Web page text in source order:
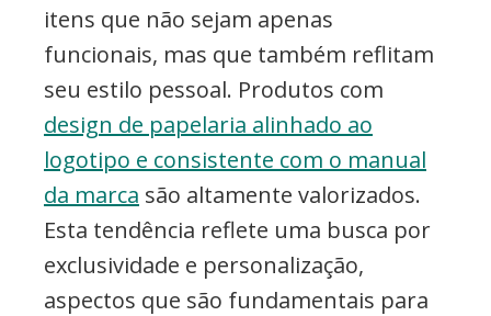
itens que não sejam apenas
funcionais, mas que também reflitam
seu estilo pessoal. Produtos com
design de papelaria alinhado ao
logotipo e consistente com o manual
da marca são altamente valorizados.
Esta tendência reflete uma busca por
exclusividade e personalização,
aspectos que são fundamentais para